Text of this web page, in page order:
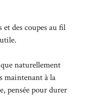
des coupes au fil
naturellement
maintenant à la
pensée pour durer